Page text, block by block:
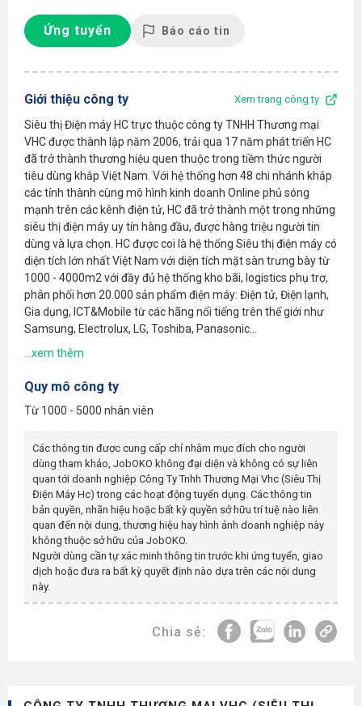
Ứng tuyển Báo cáo tin
Giới thiệu công ty Xem trang công ty
Siêu thị Điện máy HC trực thuộc công ty TNHH Thương mại
VHC được thành lập năm 2006, trải qua 17 năm phát triển HC
đã trở thành thương hiệu quen thuộc trong tiềm thức người
tiêu dùng khắp Việt Nam. Với hệ thống hơn 48 chi nhánh khắp
các tỉnh thành cùng mô hình kinh doanh Online phủ sóng
mạnh trên các kênh điện tử, HC đã trở thành một trong những
siêu thị điện máy uy tín hàng đầu, được hàng triệu người tin
dùng và lựa chọn. HC được coi là hệ thống Siêu thị điện máy có
diện tích lớn nhất Việt Nam với diện tích mặt sàn trưng bày từ
1000 - 4000m2 với đầy đủ hệ thống kho bãi, logistics phụ trợ,
phân phối hơn 20.000 sản phẩm điện máy: Điện tử, Điện lạnh,
Gia dụng, ICT&Mobile từ các hãng nổi tiếng trên thế giới như
Samsung, Electrolux, LG, Toshiba, Panasonic...
Quy mô công ty
Từ 1000 - 5000 nhân viên
Các thông tin được cung cấp chỉ nhằm mục đích cho người
dùng tham khảo, JobOKO không đại diện và không có sự liên
quan tới doanh nghiệp Công Ty Tnhh Thương Mại Vhc (siêu Thị
Điện Máy Hc) trong các hoạt động tuyển dụng. Các thông tin
bản quyền, nhãn hiệu hoặc bất kỳ quyền sở hữu trí tuệ nào liên
quan đến nội dung, thương hiệu hay hình ảnh doanh nghiệp này
không thuộc sở hữu của JobOKO.
Người dùng cần tự xác minh thông tin trước khi ứng tuyển, giao
dịch hoặc đưa ra bất kỳ quyết định nào dựa trên các nội dung
này.
Chia sẻ: